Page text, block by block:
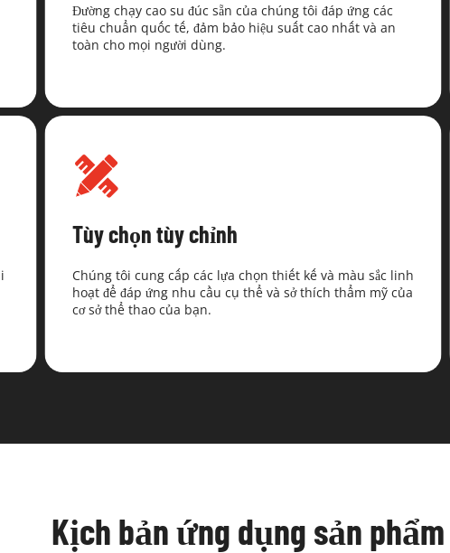
Đường chạy cao su đúc sẵn của chúng tôi đáp ứng các
tiêu chuẩn quốc tế, đảm bảo hiệu suất cao nhất và an
toàn cho mọi người dùng.
Tùy chọn tùy chỉnh
Chúng tôi cung cấp các lựa chọn thiết kế và màu sắc linh
hoạt để đáp ứng nhu cầu cụ thể và sở thích thẩm mỹ của
cơ sở thể thao của bạn.
Kịch bản ứng dụng sản phẩm